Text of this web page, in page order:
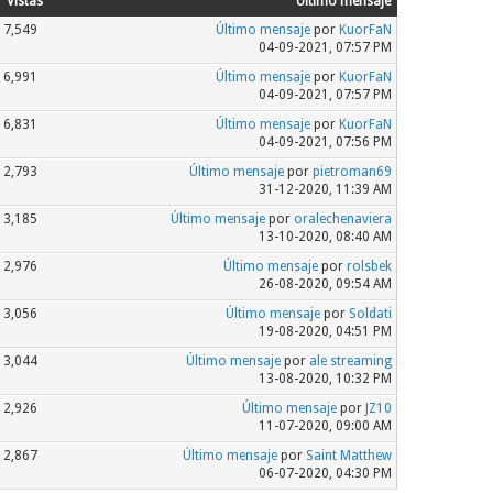
7,549 Último mensajepor KuorFaN
04-09-2021, 07:57 PM
6,991 Último mensajepor KuorFaN
04-09-2021, 07:57 PM
6,831 Último mensajepor KuorFaN
04-09-2021, 07:56 PM
2,793 Último mensajepor pietroman69
31-12-2020, 11:39 AM
3,185 Último mensajepor oralechenaviera
13-10-2020, 08:40 AM
2,976 Último mensajepor rolsbek
26-08-2020, 09:54 AM
3,056 Último mensajepor Soldati
19-08-2020, 04:51 PM
3,044 Último mensajepor ale streaming
13-08-2020, 10:32 PM
2,926 Último mensajepor JZ10
11-07-2020, 09:00 AM
2,867 Último mensajepor Saint Matthew
06-07-2020, 04:30 PM